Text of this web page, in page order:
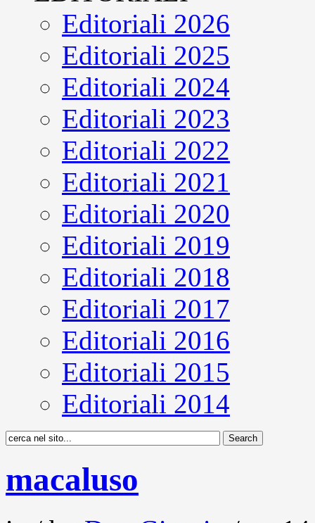
Editoriali 2026
Editoriali 2025
Editoriali 2024
Editoriali 2023
Editoriali 2022
Editoriali 2021
Editoriali 2020
Editoriali 2019
Editoriali 2018
Editoriali 2017
Editoriali 2016
Editoriali 2015
Editoriali 2014
macaluso